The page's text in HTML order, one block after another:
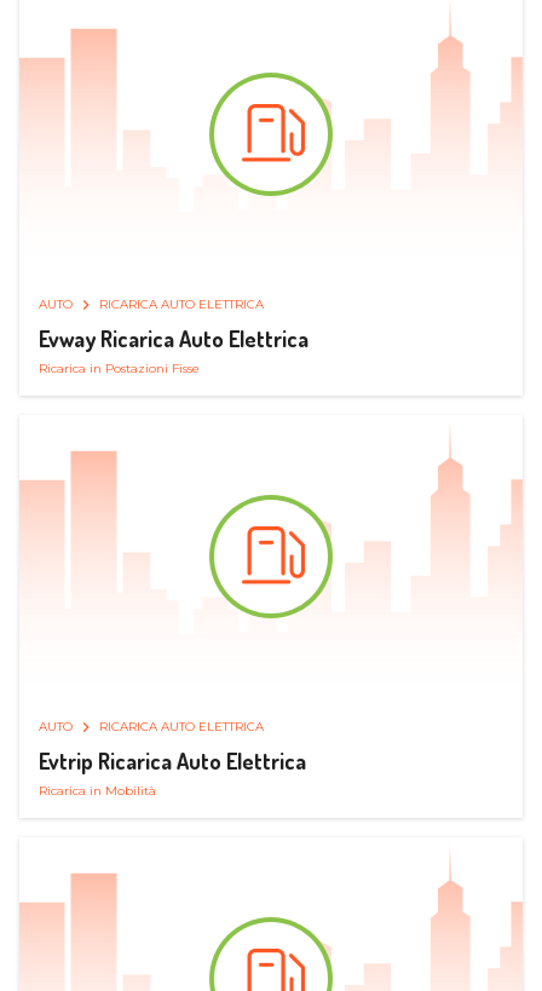
AUTO RICARICA AUTO ELETTRICA
Evway Ricarica Auto Elettrica
Ricarica in Postazioni Fisse
AUTO RICARICA AUTO ELETTRICA
Evtrip Ricarica Auto Elettrica
Ricarica in Mobilità